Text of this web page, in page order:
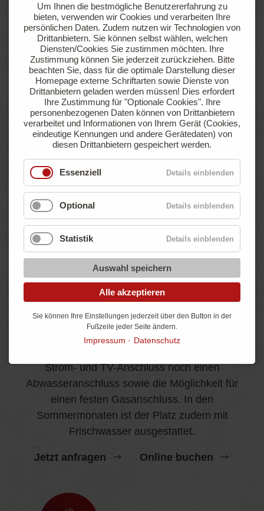
sowie einer Gasanschlussmöglichkeit
Jetzt anfragen Online buchen
Comfortstellplatz
Noch mehr Komfort
Strom- und TV-Anschluss noch einen
Abwasseranschluss sowie die Möglichkeit für
einen festen Gasanschluss. In den
Sommermonaten ist der Platz zudem mit
Frischwasser ausgestattet.
Jetzt anfragen Online buchen
ab
€ 47,90
pro Nacht
Um Ihnen die bestmögliche Benutzererfahrung zu
bieten, verwenden wir Cookies und verarbeiten Ihre
persönlichen Daten. Zudem nutzen wir Technologien von
Drittanbietern. Sie können selbst wählen, welchen
Diensten/Cookies Sie zustimmen möchten. Ihre
Zustimmung können Sie jederzeit zurückziehen. Bitte
beachten Sie, dass für die optimale Darstellung dieser
Homepage externe Schriftarten sowie Dienste von
Drittanbietern geladen werden müssen! Dies erfordert
Ihre Zustimmung für "Optionale Cookies". Ihre
personenbezogenen Daten können von Drittanbietern
verarbeitet und Informationen von Ihrem Gerät (Cookies,
eindeutige Kennungen und andere Gerätedaten) von
diesen Drittanbietern gespeichert werden.
Essenziell Details einblenden
Optional Details einblenden
Statistik Details einblenden
Auswahl speichern
Alle akzeptieren
Sie können Ihre Einstellungen jederzeit über den Button in der
Fußzeile jeder Seite ändern.
Impressum Datenschutz